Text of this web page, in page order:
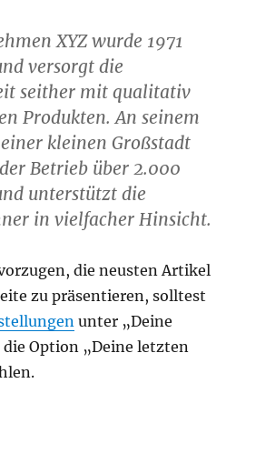
XYZ wurde 1971
versorgt die
seither mit qualitativ
Produkten. An seinem
kleinen Großstadt
Betrieb über 2.000
unterstützt die
in vielfacher Hinsicht.
die neusten Artikel
zu präsentieren, solltest
unter „Deine
Option „Deine letzten